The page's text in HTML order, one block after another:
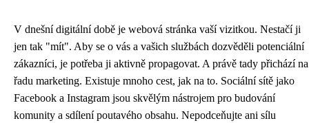
V dnešní digitální době je webová stránka vaší vizitkou. Nestačí ji
jen tak "mít". Aby se o vás a vašich službách dozvěděli potenciální
zákazníci, je potřeba ji aktivně propagovat. A právě tady přichází na
řadu marketing. Existuje mnoho cest, jak na to. Sociální sítě jako
Facebook a Instagram jsou skvělým nástrojem pro budování
komunity a sdílení poutavého obsahu. Nepodceňujte ani sílu